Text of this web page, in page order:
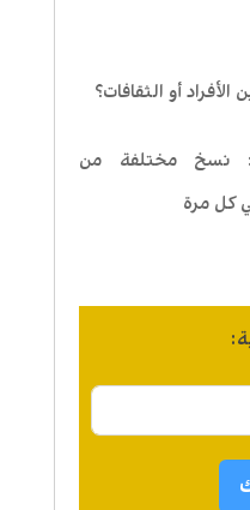
أو الثقافات؟
نسخ مختلفة من
كل مرة